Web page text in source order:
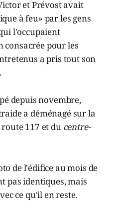
et Prévost avait
à feu» par les gens
l'occupaient
pour les
a pris tout son
depuis novembre,
a déménagé sur la
117 et du centre-
de l'édifice au mois de
pas identiques, mais
ce qu'il en reste.